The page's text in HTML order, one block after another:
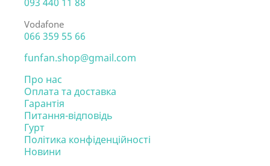
Vodafone
066 359 55 66
funfan.shop@gmail.com
Про нас
Оплата та доставка
Гарантія
Питання-відповідь
Гурт
Політика конфіденційності
Новини